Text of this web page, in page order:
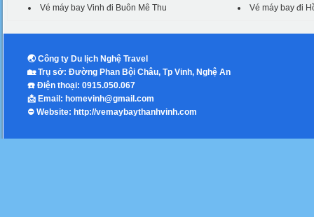
Vé máy bay Vinh đi Buôn Mê Thu
Vé máy bay đi
🌏 Công ty Du lịch Nghệ Travel
🏡 Trụ sở: Đường Phan Bội Châu, Tp Vinh, Nghệ An
☎️ Điện thoại: 0915.050.067
📩 Email: homevinh@gmail.com
⛔️ Website: http://vemaybaythanhvinh.com